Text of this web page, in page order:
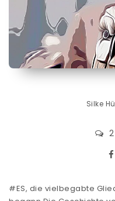
Silke
#ES, die vielbegabte